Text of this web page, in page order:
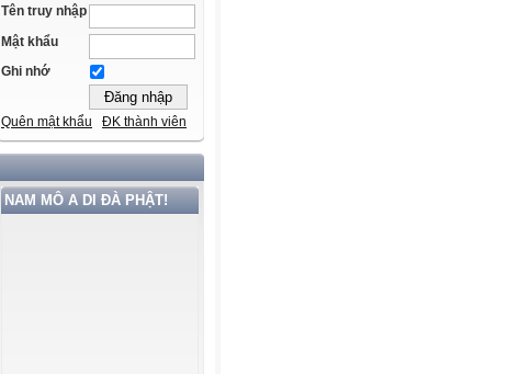
Tên truy nhập
Mật khẩu
Ghi nhớ
Quên mật khẩu ĐK thành viên
NAM MÔ A DI ĐÀ PHẬT!